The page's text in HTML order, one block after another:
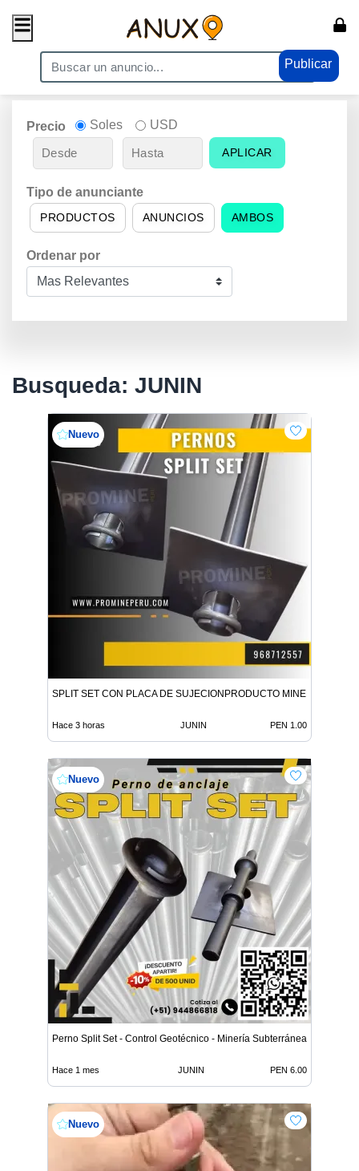
Publicar
Precio Soles USD
APLICAR
Tipo de anunciante
AMBOS
ANUNCIOS
PRODUCTOS
Ordenar por
Busqueda: JUNIN
Nuevo
SPLIT SET CON PLACA DE SUJECIONPRODUCTO MINERO
Hace 3 horas JUNIN PEN 1.00
Nuevo
Perno Split Set - Control Geotécnico - Minería Subterránea
Hace 1 mes JUNIN PEN 6.00
Nuevo